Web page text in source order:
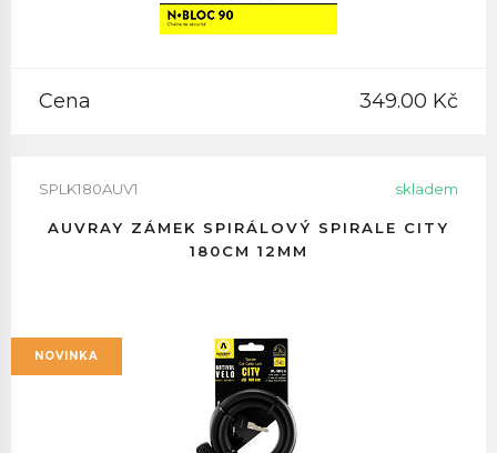
Cena 349.00 Kč
SPLK180AUV1 skladem
AUVRAY ZÁMEK SPIRÁLOVÝ SPIRALE CITY
180CM 12MM
NOVINKA